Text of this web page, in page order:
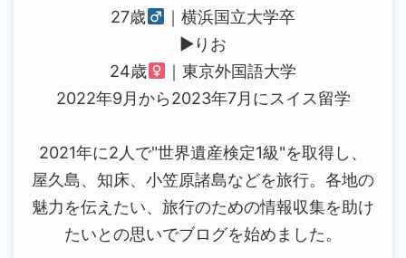
27歳
｜横浜国立大学卒
▶︎りお
24歳
｜東京外国語大学
2022年9月から2023年7月にスイス留学
2021年に2人で"世界遺産検定1級"を取得し、
屋久島、知床、小笠原諸島などを旅行。各地の
魅力を伝えたい、旅行のための情報収集を助け
たいとの思いでブログを始めました。